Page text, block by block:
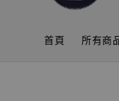
首頁 所有商